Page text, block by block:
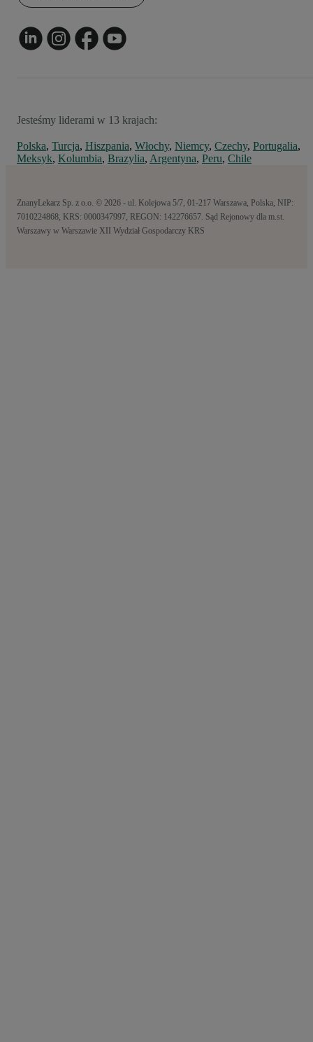
Jesteśmy liderami w 13 krajach:
Polska, Turcja, Hiszpania, Włochy, Niemcy, Czechy, Portugalia,
Meksyk, Kolumbia, Brazylia, Argentyna, Peru, Chile
ZnanyLekarz Sp. z o.o. © 2026 - ul. Kolejowa 5/7, 01-217 Warszawa, Polska, NIP:
7010224868, KRS: 0000347997, REGON: 142276657. Sąd Rejonowy dla m.st.
Warszawy w Warszawie XII Wydział Gospodarczy KRS